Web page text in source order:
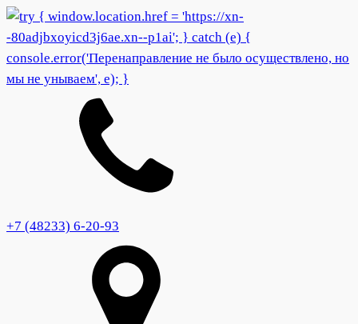
+7 (48233) 6-20-93